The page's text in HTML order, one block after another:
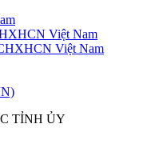
Việt Nam
Việt Nam
TỈNH ỦY